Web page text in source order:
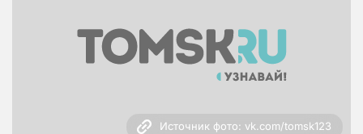
Источник фото: vk.com/tomsk123